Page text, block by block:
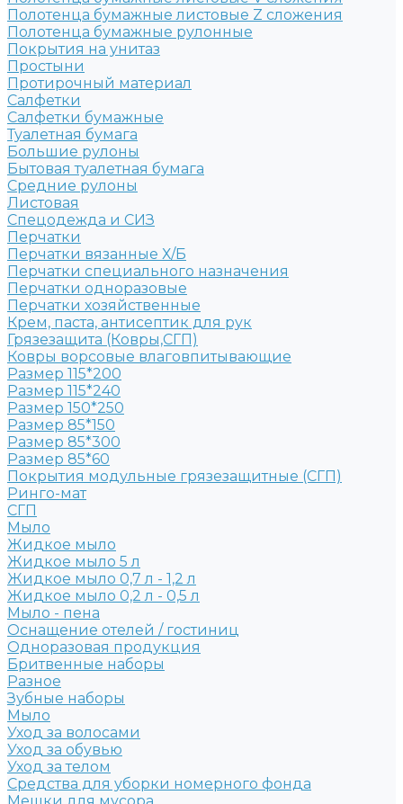
Полотенца бумажные листовые Z сложения
Полотенца бумажные рулонные
Покрытия на унитаз
Простыни
Протирочный материал
Салфетки
Салфетки бумажные
Туалетная бумага
Большие рулоны
Бытовая туалетная бумага
Средние рулоны
Листовая
Спецодежда и СИЗ
Перчатки
Перчатки вязанные Х/Б
Перчатки специального назначения
Перчатки одноразовые
Перчатки хозяйственные
Крем, паста, антисептик для рук
Грязезащита (Ковры,СГП)
Ковры ворсовые влаговпитывающие
Размер 115*200
Размер 115*240
Размер 150*250
Размер 85*150
Размер 85*300
Размер 85*60
Покрытия модульные грязезащитные (СГП)
Ринго-мат
СГП
Мыло
Жидкое мыло
Жидкое мыло 5 л
Жидкое мыло 0,7 л - 1,2 л
Жидкое мыло 0,2 л - 0,5 л
Мыло - пена
Оснащение отелей / гостиниц
Одноразовая продукция
Бритвенные наборы
Разное
Зубные наборы
Мыло
Уход за волосами
Уход за обувью
Уход за телом
Средства для уборки номерного фонда